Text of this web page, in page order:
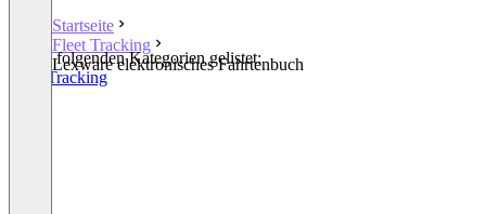
Startseite
Fleet Tracking
Lexware elektronisches Fahrtenbuch
In den folgenden Kategorien gelistet:
Fleet Tracking